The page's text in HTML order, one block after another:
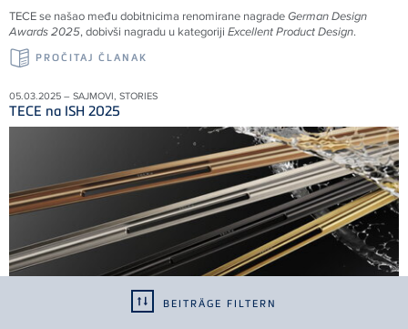
BEITRÄGE FILTERN
TECE se našao među dobitnicima renomirane nagradeGerman Design
Awards 2025, dobivši nagradu u kategoriji Excellent Product Design.
PROČITAJ ČLANAK
05.03.2025 – SAJMOVI, STORIES
TECE na ISH 2025